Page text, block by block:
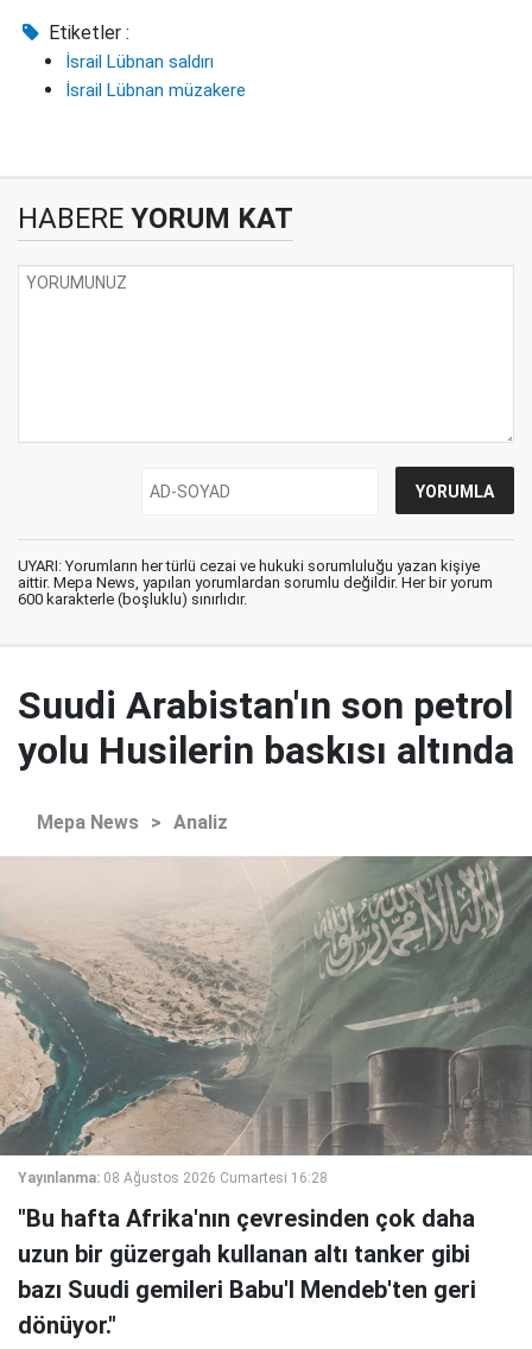
Etiketler :
İsrail Lübnan saldırı
İsrail Lübnan müzakere
HABERE YORUM KAT
UYARI: Yorumların her türlü cezai ve hukuki sorumluluğu yazan kişiye
aittir. Mepa News, yapılan yorumlardan sorumlu değildir. Her bir yorum
600 karakterle (boşluklu) sınırlıdır.
Suudi Arabistan'ın son petrol
yolu Husilerin baskısı altında
Mepa News > Analiz
Yayınlanma: 08 Ağustos 2026 Cumartesi 16:28
"Bu hafta Afrika'nın çevresinden çok daha
uzun bir güzergah kullanan altı tanker gibi
bazı Suudi gemileri Babu'l Mendeb'ten geri
dönüyor."